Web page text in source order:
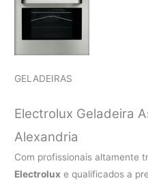
GELADEIRAS
Electrolux Geladeira
Alexandria
Com profissionais altamente
Electrolux e qualificados a